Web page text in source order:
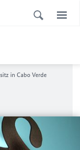
in Cabo Verde